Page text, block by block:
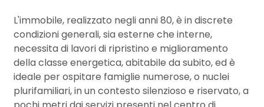
L'immobile, realizzato negli anni 80, è in discrete
condizioni generali, sia esterne che interne,
necessita di lavori di ripristino e miglioramento
della classe energetica, abitabile da subito, ed è
ideale per ospitare famiglie numerose, o nuclei
plurifamiliari, in un contesto silenzioso e riservato, a
3
4
5